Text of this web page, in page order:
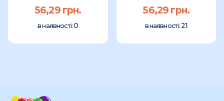
56,29 грн.
в наявності:0
56,29 грн.
в наявності: 21